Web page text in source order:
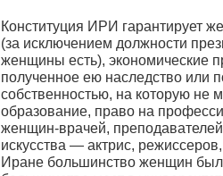
Конституция ИРИ гарантирует
(за исключением должности
женщины есть), экономические
полученное ею наследство или
собственностью, на которую не
образование, право на
женщин-врачей,
искусства — актрис,
Иране большинство женщин